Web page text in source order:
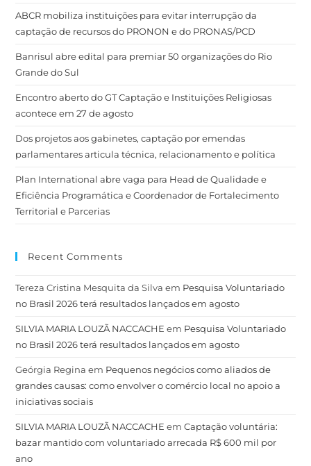
ABCR mobiliza instituições para evitar interrupção da
captação de recursos do PRONON e do PRONAS/PCD
Banrisul abre edital para premiar 50 organizações do Rio
Grande do Sul
Encontro aberto do GT Captação e Instituições Religiosas
acontece em 27 de agosto
Dos projetos aos gabinetes, captação por emendas
parlamentares articula técnica, relacionamento e política
Plan International abre vaga para Head de Qualidade e
Eficiência Programática e Coordenador de Fortalecimento
Territorial e Parcerias
Recent Comments
Tereza Cristina Mesquita da Silva em Pesquisa Voluntariado
no Brasil 2026 terá resultados lançados em agosto
SILVIA MARIA LOUZÃ NACCACHE em Pesquisa Voluntariado
no Brasil 2026 terá resultados lançados em agosto
Geórgia Regina em Pequenos negócios como aliados de
grandes causas: como envolver o comércio local no apoio a
iniciativas sociais
SILVIA MARIA LOUZÃ NACCACHE emCaptação voluntária:
bazar mantido com voluntariado arrecada R$ 600 mil por
ano